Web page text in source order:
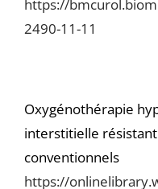
https://
2490-11-11
Oxygénothérapie
interstitielle
conventionnels
https://